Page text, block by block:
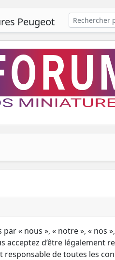
Peugeot
« nous », « notre », « nos
d’être légalement
responsable de toutes les